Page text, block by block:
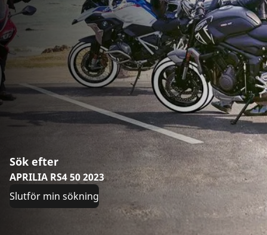
Sök efter
APRILIA RS4 50 2023
Slutför min sökning